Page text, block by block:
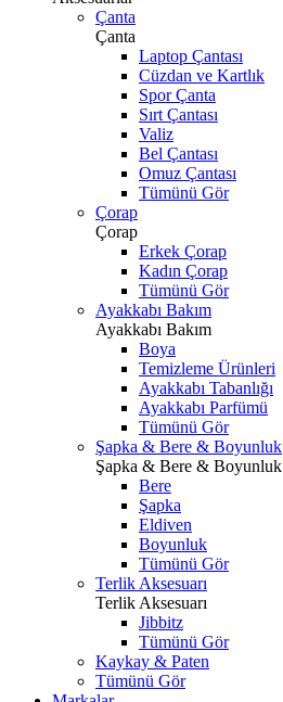
Çanta
Çanta
Laptop Çantası
Cüzdan ve Kartlık
Spor Çanta
Sırt Çantası
Valiz
Bel Çantası
Omuz Çantası
Tümünü Gör
Çorap
Çorap
Erkek Çorap
Kadın Çorap
Tümünü Gör
Ayakkabı Bakım
Ayakkabı Bakım
Boya
Temizleme Ürünleri
Ayakkabı Tabanlığı
Ayakkabı Parfümü
Tümünü Gör
Şapka & Bere & Boyunluk
Şapka & Bere & Boyunluk
Bere
Şapka
Eldiven
Boyunluk
Tümünü Gör
Terlik Aksesuarı
Terlik Aksesuarı
Jibbitz
Tümünü Gör
Kaykay & Paten
Tümünü Gör